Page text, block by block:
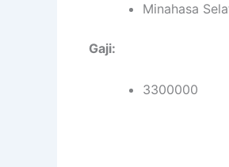
Minahasa
Gaji:
3300000